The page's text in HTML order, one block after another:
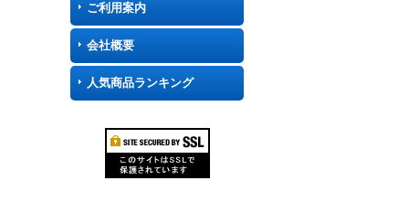
ご利用案内
会社概要
人気商品ランキング